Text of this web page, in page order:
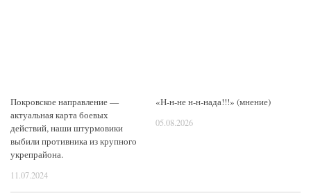
Покровское направление —
актуальная карта боевых
действий, наши штурмовики
выбили противника из крупного
укрепрайона.
11.07.2024
«Н-н-не н-н-нада!!!» (мнение)
05.08.2026